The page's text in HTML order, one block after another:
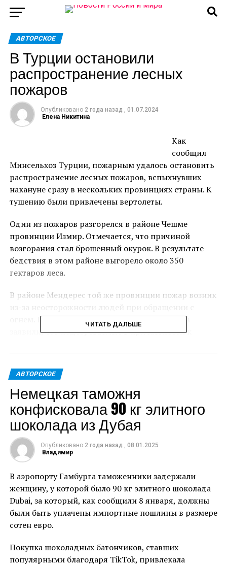
АВТОРСКОЕ
В Турции остановили
распространение лесных
пожаров
Опубликовано 2 года назад , 01.07.2024
Елена Никитина
Как
сообщил
Минсельхоз Турции, пожарным удалось остановить
распространение лесных пожаров, вспыхнувших
накануне сразу в нескольких провинциях страны. К
тушению были привлечены вертолеты.
Один из пожаров разгорелся в районе Чешме
провинции Измир. Отмечается, что причиной
возгорания стал брошенный окурок. В результате
бедствия в этом районе выгорело около 350
гектаров леса.
В районе Мендерес той же провинции пожар возник
огнем. Представители компетентных органов
заявили, что подозреваемые в причастности к
ПОХОЖЕЕ
Турция теряет своих туристов
НЕ ПРОПУСТИ
В Великобритании изменится система
налогообложения
ЧИТАТЬ ДАЛЬШЕ
АВТОРСКОЕ
Немецкая таможня
конфисковала 90 кг элитного
шоколада из Дубая
Опубликовано 2 года назад , 08.01.2025
Владимир
В аэропорту Гамбурга таможенники задержали
женщину, у которой было 90 кг элитного шоколада
Dubai, за который, как сообщили 8 января, должны
были быть уплачены импортные пошлины в размере
сотен евро.
Покупка шоколадных батончиков, ставших
популярными благодаря TikTok, привлекала